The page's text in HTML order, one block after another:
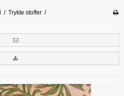
/ Trykte stoffer /